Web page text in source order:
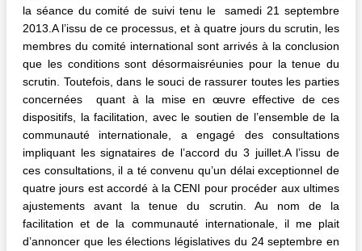
la séance du comité de suivi tenu le samedi 21 septembre
2013.A l’issu de ce processus, et à quatre jours du scrutin, les
membres du comité international sont arrivés à la conclusion
que les conditions sont désormaisréunies pour la tenue du
scrutin. Toutefois, dans le souci de rassurer toutes les parties
concernées quant à la mise en œuvre effective de ces
dispositifs, la facilitation, avec le soutien de l’ensemble de la
communauté internationale, a engagé des consultations
impliquant les signataires de l’accord du 3 juillet.A l’issu de
ces consultations, il a té convenu qu’un délai exceptionnel de
quatre jours est accordé à la CENI pour procéder aux ultimes
ajustements avant la tenue du scrutin. Au nom de la
facilitation et de la communauté internationale, il me plait
d’annoncer que les élections législatives du 24 septembre en